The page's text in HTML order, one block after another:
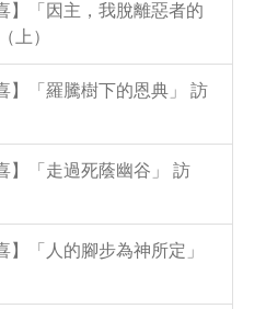
】「因主，我脫離惡者的
上）
】「羅騰樹下的恩典」 訪
】「走過死蔭幽谷」 訪
「人的腳步為神所定」